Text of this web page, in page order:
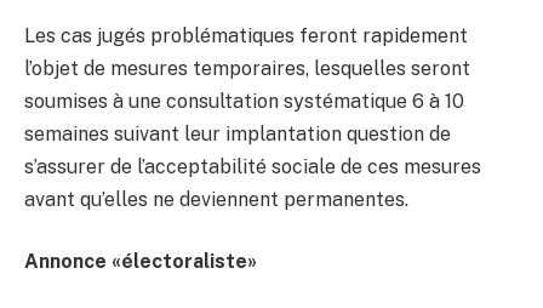
Les cas jugés problématiques feront rapidement
l’objet de mesures temporaires, lesquelles seront
soumises à une consultation systématique 6 à 10
semaines suivant leur implantation question de
s’assurer de l’acceptabilité sociale de ces mesures
avant qu’elles ne deviennent permanentes.
Annonce «électoraliste»